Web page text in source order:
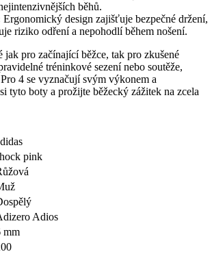
běhů.
Ergonomický design zajišťuje bezpečné držení,
riziko odření a nepohodlí během nošení.
pro začínající běžce, tak pro zkušené
tréninkové sezení nebo soutěže,
4 se vyznačují svým výkonem a
tyto boty a prožijte běžecký zážitek na zcela
pink
Adios
mm